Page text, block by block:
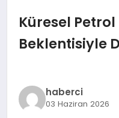
EKONOMI
GENEL
MAGAZIN
Küresel
Beklentisiyle
haberci
03 Haziran 2026